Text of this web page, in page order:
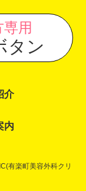
用
タン
介
内
有楽町美容外科クリ